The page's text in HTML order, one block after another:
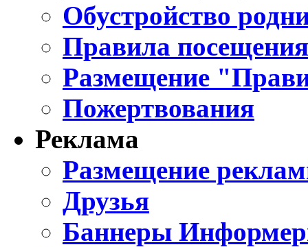
Обустройство
Правила
Размещение
Пожертвования
Реклама
Размещение
Друзья
Баннеры